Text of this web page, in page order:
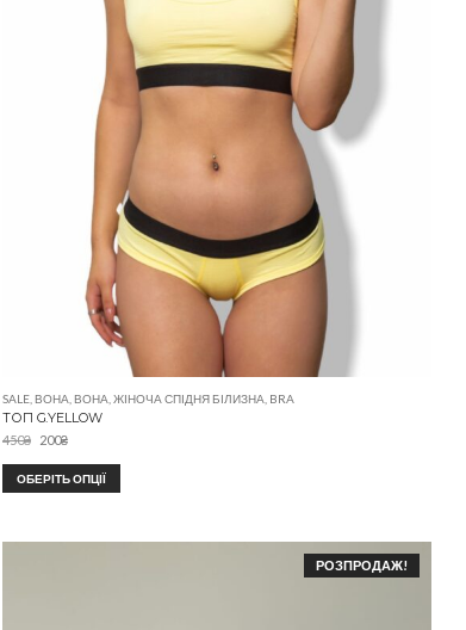
SALE, ВОНА ВОНА ЖІНОЧА СПІДНЯ БІЛИЗНА BRA
ТОП G.YELLOW
450₴ 200₴
ОБЕРІТЬ ОПЦІЇ
РОЗПРОДАЖ!